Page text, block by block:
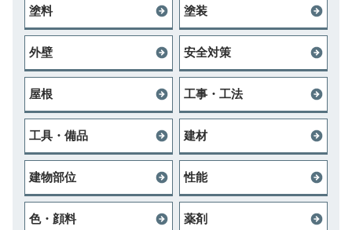
塗料 塗装
外壁 安全対策
屋根 工事・工法
工具・備品 建材
建物部位 性能
色・顔料 薬剤